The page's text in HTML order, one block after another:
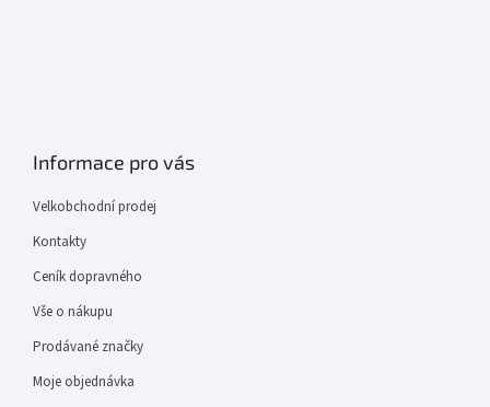
Informace pro vás
Velkobchodní prodej
Kontakty
Ceník dopravného
Vše o nákupu
Prodávané značky
Moje objednávka